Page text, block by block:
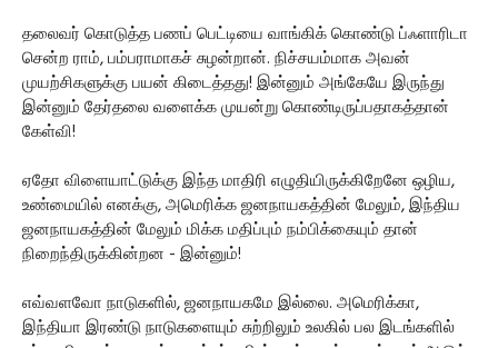
தலைவர் கொடுத்த பணப் பெட்டியை வாங்கிக் கொண்டு ப்ஃளாரிடா
சென்ற ராம், பம்பராமாகச் சுழன்றான். நிச்சயம்மாக அவன்
முயற்சிகளுக்கு பயன் கிடைத்தது! இன்னும் அங்கேயே இருந்து
இன்னும் தேர்தலை வளைக்க முயன்று கொண்டிருப்பதாகத்தான்
கேள்வி!
ஏதோ விளையாட்டுக்கு இந்த மாதிரி எழுதியிருக்கிறேனே ஒழிய,
உண்மையில் எனக்கு, அமெரிக்க ஜனநாயகத்தின் மேலும், இந்திய
ஜனநாயகத்தின் மேலும் மிக்க மதிப்பும் நம்பிக்கையும் தான்
நிறைந்திருக்கின்றன - இன்னும்!
எவ்வளவோ நாடுகளில், ஜனநாயகமே இல்லை. அமெரிக்கா,
இந்தியா இரண்டு நாடுகளையும் சுற்றிலும் உலகில் பல இடங்களில்